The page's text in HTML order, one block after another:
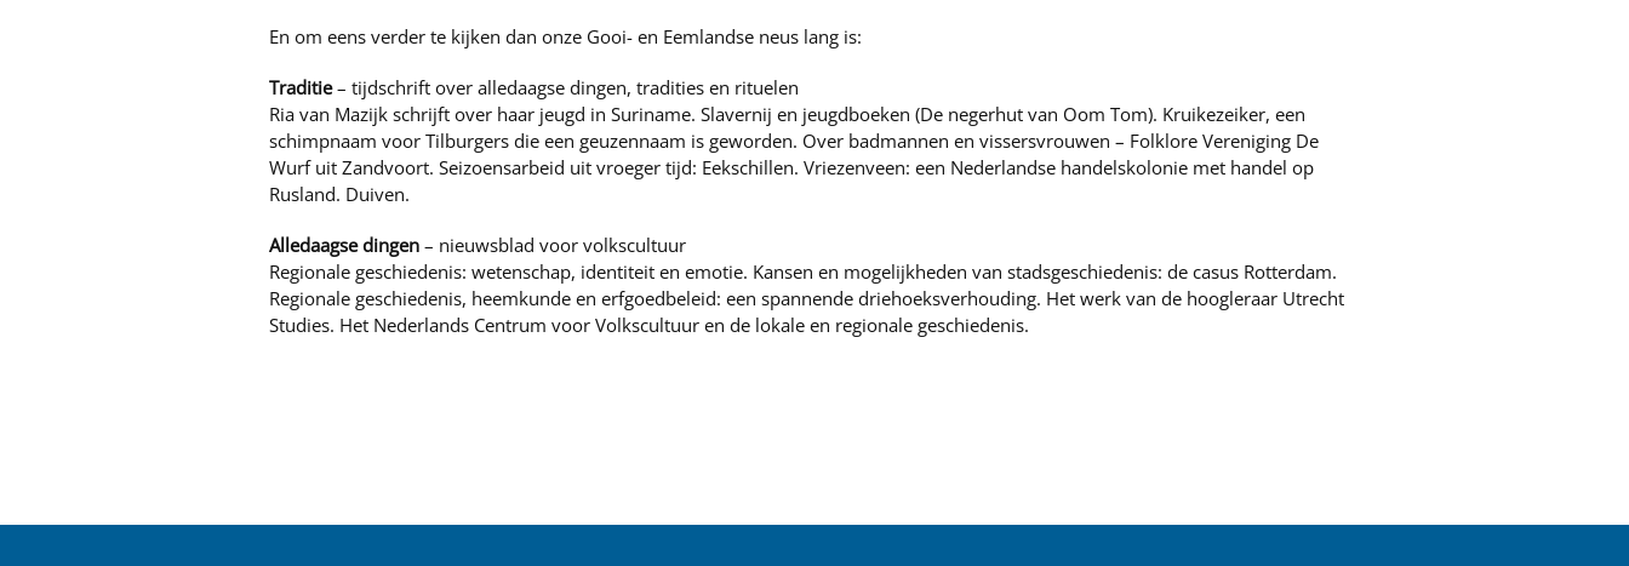
En om eens verder te kijken dan onze Gooi- en Eemlandse neus lang is:
Traditie– tijdschrift over alledaagse dingen, tradities en rituelen
Ria van Mazijk schrijft over haar jeugd in Suriname. Slavernij en jeugdboeken (De negerhut van Oom Tom). Kruikezeiker, een
schimpnaam voor Tilburgers die een geuzennaam is geworden. Over badmannen en vissersvrouwen – Folklore Vereniging De
Wurf uit Zandvoort. Seizoensarbeid uit vroeger tijd: Eekschillen. Vriezenveen: een Nederlandse handelskolonie met handel op
Rusland. Duiven.
Alledaagse dingen – nieuwsblad voor volkscultuur
Regionale geschiedenis: wetenschap, identiteit en emotie. Kansen en mogelijkheden van stadsgeschiedenis: de casus Rotterdam.
Regionale geschiedenis, heemkunde en erfgoedbeleid: een spannende driehoeksverhouding. Het werk van de hoogleraar Utrecht
Studies. Het Nederlands Centrum voor Volkscultuur en de lokale en regionale geschiedenis.